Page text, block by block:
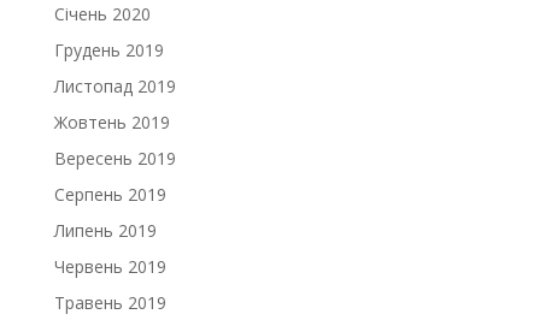
Січень 2020
Грудень 2019
Листопад 2019
Жовтень 2019
Вересень 2019
Серпень 2019
Липень 2019
Червень 2019
Травень 2019